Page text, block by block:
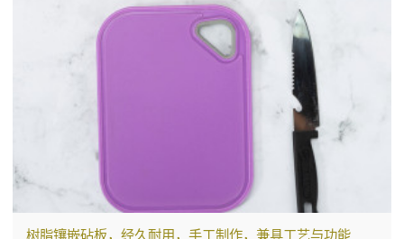
树脂镶嵌砧板，经久耐用，手工制作，兼具工艺与功能